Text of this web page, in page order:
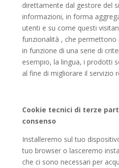
direttamente dal gestore del
informazioni, in forma
utenti e su come questi
funzionalità , che permettono
in funzione di una serie di
esempio, la lingua, i prodotti
al fine di migliorare il servizio
Cookie tecnici di terze
consenso
Installeremo sul tuo
tuo browser o lasceremo
che ci sono necessari per